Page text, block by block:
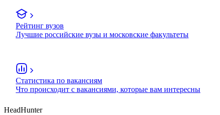
Рейтинг вузов
Лучшие российские вузы и московские факультеты
Статистика по вакансиям
Что происходит с вакансиями, которые вам интересны
HeadHunter